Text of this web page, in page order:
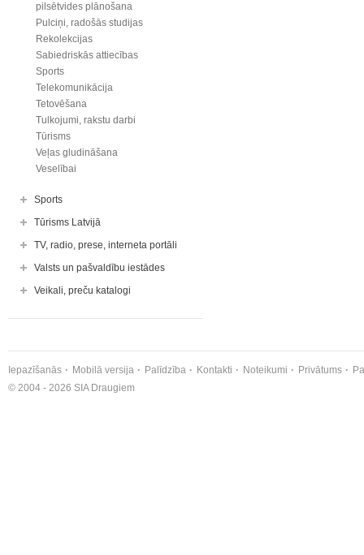
pilsētvides plānošana
Pulciņi, radošās studijas
Rekolekcijas
Sabiedriskās attiecības
Sports
Telekomunikācija
Tetovēšana
Tulkojumi, rakstu darbi
Tūrisms
Veļas gludināšana
Veselībai
Sports
Tūrisms Latvijā
TV, radio, prese, interneta portāli
Valsts un pašvaldību iestādes
Veikali, preču katalogi
Iepazīšanās Mobilā versija Palīdzība Kontakti Noteikumi Privātums
© 2004 - 2026 SIA Draugiem